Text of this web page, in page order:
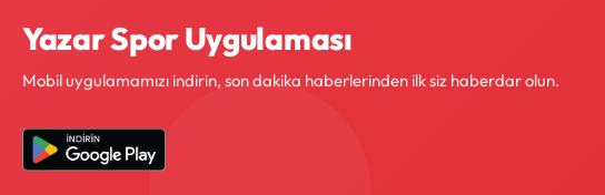
Yazar Spor Uygulaması
Mobil uygulamamızı indirin, son dakika haberlerinden ilk siz haberdar olun.